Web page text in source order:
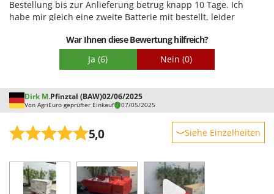
Bestellung bis zur Anlieferung betrug knapp 10 Tage. Ich
habe mir gleich eine zweite Batterie mit bestellt, leider
einer Kontaktaufnahme per E-Mail wurde mir sofort geholfen
und ich bekam einen neuen Ersatzakku kostenfrei
zugesendet. Ich kann bis jetzt nur positives über diese Firma
Deutschland, - Bestellung per Rechnung möglich, - einfache
Kontaktaufnahme mit der Firma, - schnelle Bearbeitung bei
Problemen, - freundlicher Service. Über den Dumper selbst
kann ich bis jetzt sagen, das er für den Privatgebrauch
vollkommen ausreichend ist, die Ladekapazität ist
easy und sehr präzise, hydraulische Kippfunktion ist super.
Anleitungen gibt es in deutsch.
War Ihnen diese Bewertung hilfreich?
Ja (6) Nein (0)
Dirk M.Pfinztal (BAW)02/06/2025
Von AgriEuro geprüfter Einkauf 07/05/2025
5,0 Siehe Einzelheiten
Leistung
Benutzerfreundlichkeit